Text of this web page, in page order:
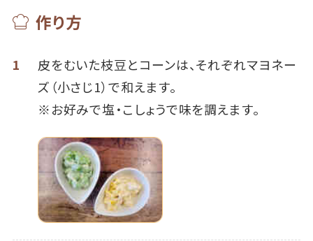
作り方
1
皮をむいた枝豆とコーンは、それぞれマヨネー
ズ（小さじ1）で和えます。
※お好みで塩・こしょうで味を調えます。